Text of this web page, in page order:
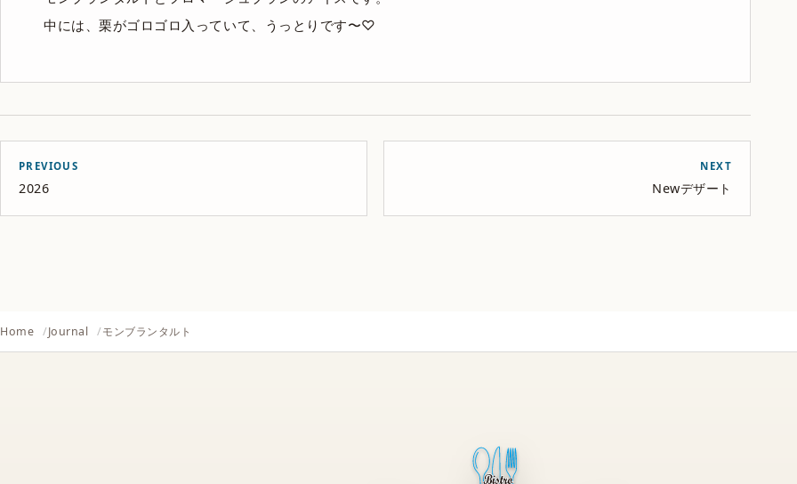
中には、栗がゴロゴロ入っていて、うっとりです〜♡
PREVIOUS
2026
NEXT
Newデザート
Home Journal モンブランタルト